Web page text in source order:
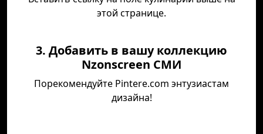
этой странице.
3. Добавить в вашу коллекцию
Nzonscreen СМИ
Порекомендуйте Pintere.com энтузиастам
дизайна!